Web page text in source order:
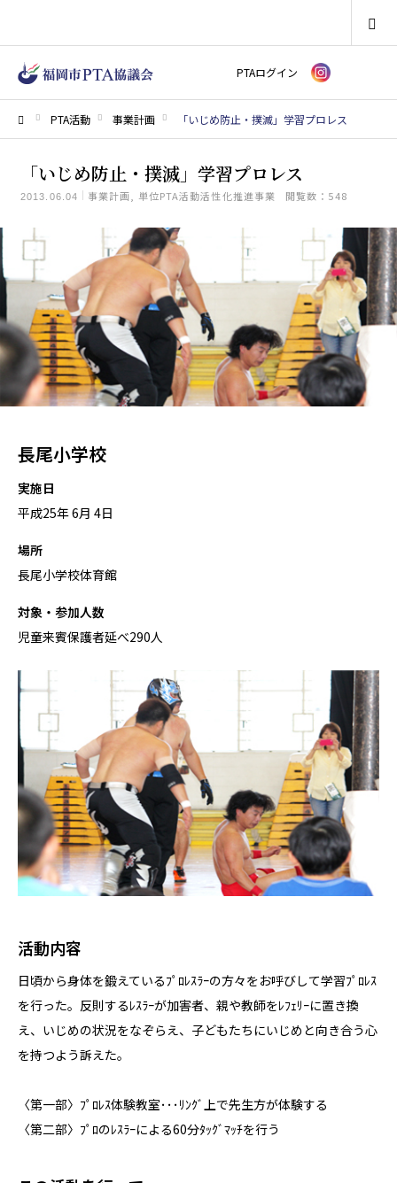
PTAログイン
PTA活動 事業計画 「いじめ防止・撲滅」学習プロレス
「いじめ防止・撲滅」学習プロレス
2013.06.04 事業計画 単位PTA活動活性化推進事業 閲覧数：548
長尾小学校
実施日
平成25年 6月 4日
場所
長尾小学校体育館
対象・参加人数
児童来賓保護者延べ290人
活動内容
日頃から身体を鍛えているﾌﾟﾛﾚｽﾗｰの方々をお呼びして学習ﾌﾟﾛﾚｽ
を行った。反則するﾚｽﾗｰが加害者、親や教師をﾚﾌｪﾘｰに置き換
え、いじめの状況をなぞらえ、子どもたちにいじめと向き合う心
を持つよう訴えた。
〈第一部〉ﾌﾟﾛﾚｽ体験教室･･･ﾘﾝｸﾞ上で先生方が体験する
〈第二部〉ﾌﾟﾛのﾚｽﾗｰによる60分ﾀｯｸﾞﾏｯﾁを行う